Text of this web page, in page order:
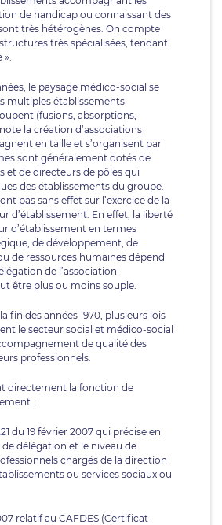
de handicap ou connaissant des
très hétérogènes. On compte
très spécialisées, tendant
».
le paysage médico-social se
multiples établissements
(fusions, absorptions,
la création d’associations
en taille et s’organisent par
sont généralement dotés de
et de directeurs de pôles qui
des établissements du groupe.
pas sans effet sur l’exercice de la
d’établissement. En effet, la liberté
d’établissement en termes
de développement, de
de ressources humaines dépend
de l’association
être plus ou moins souple.
fin des années 1970, plusieurs lois
le secteur social et médico-social
de qualité des
professionnels.
directement la fonction de
:
du 19 février 2007 qui précise en
délégation et le niveau de
chargés de la direction
ou services sociaux ou
relatif au CAFDES (Certificat